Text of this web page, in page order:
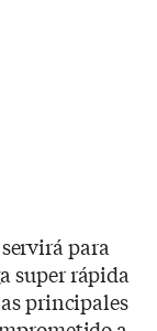
para
super rápida
principales